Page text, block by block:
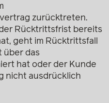
zurücktreten.
Rücktrittsfrist bereits
geht im Rücktrittsfall
über das
hat oder der Kunde
nicht ausdrücklich